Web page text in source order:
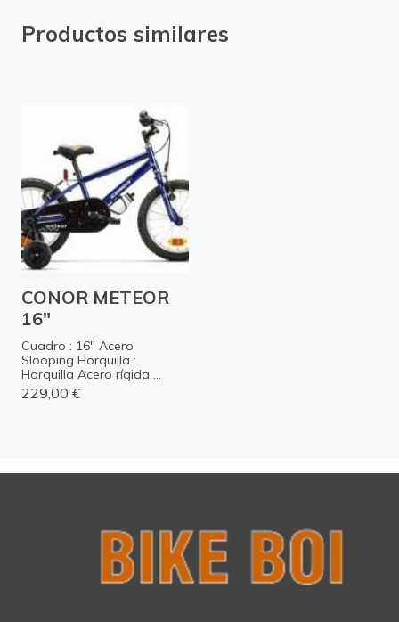
Productos similares
CONOR METEOR
16"
Cuadro : 16" Acero
Slooping Horquilla :
Horquilla Acero rígida ...
229,00 €